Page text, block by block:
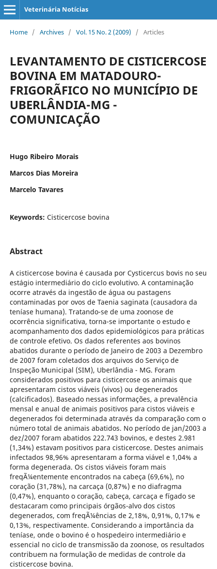
Veterinária Notícias
Home / Archives / Vol. 15 No. 2 (2009) / Articles
LEVANTAMENTO DE CISTICERCOSE
BOVINA EM MATADOURO-
FRIGORÃFICO NO MUNICÍPIO DE
UBERLÂNDIA-MG -
COMUNICAÇÃO
Hugo Ribeiro Morais
Marcos Dias Moreira
Marcelo Tavares
Keywords: Cisticercose bovina
Abstract
A cisticercose bovina é causada por Cysticercus bovis no seu
estágio intermediário do ciclo evolutivo. A contaminação
ocorre através da ingestão de água ou pastagens
contaminadas por ovos de Taenia saginata (causadora da
teníase humana). Tratando-se de uma zoonose de
ocorrência significativa, torna-se importante o estudo e
acompanhamento dos dados epidemiológicos para práticas
de controle efetivo. Os dados referentes aos bovinos
abatidos durante o período de Janeiro de 2003 a Dezembro
de 2007 foram coletados dos arquivos do Serviço de
Inspeção Municipal (SIM), Uberlândia - MG. Foram
considerados positivos para cisticercose os animais que
apresentaram cistos viáveis (vivos) ou degenerados
(calcificados). Baseado nessas informações, a prevalência
mensal e anual de animais positivos para cistos viáveis e
degenerados foi determinada através da comparação com o
número total de animais abatidos. No período de jan/2003 a
dez/2007 foram abatidos 222.743 bovinos, e destes 2.981
(1,34%) estavam positivos para cisticercose. Destes animais
infectados 98,96% apresentaram a forma viável e 1,04% a
forma degenerada. Os cistos viáveis foram mais
freqÃ¼entemente encontrados na cabeça (69,6%), no
coração (31,78%), na carcaça (0,87%) e no diafragma
(0,47%), enquanto o coração, cabeça, carcaça e fígado se
destacaram como principais órgãos-alvo dos cistos
degenerados, com freqÃ¼ências de 2,18%, 0,91%, 0,17% e
0,13%, respectivamente. Considerando a importância da
teníase, onde o bovino é o hospedeiro intermediário e
essencial no ciclo de transmissão da zoonose, os resultados
contribuem na formulação de medidas de controle da
cisticercose bovina.